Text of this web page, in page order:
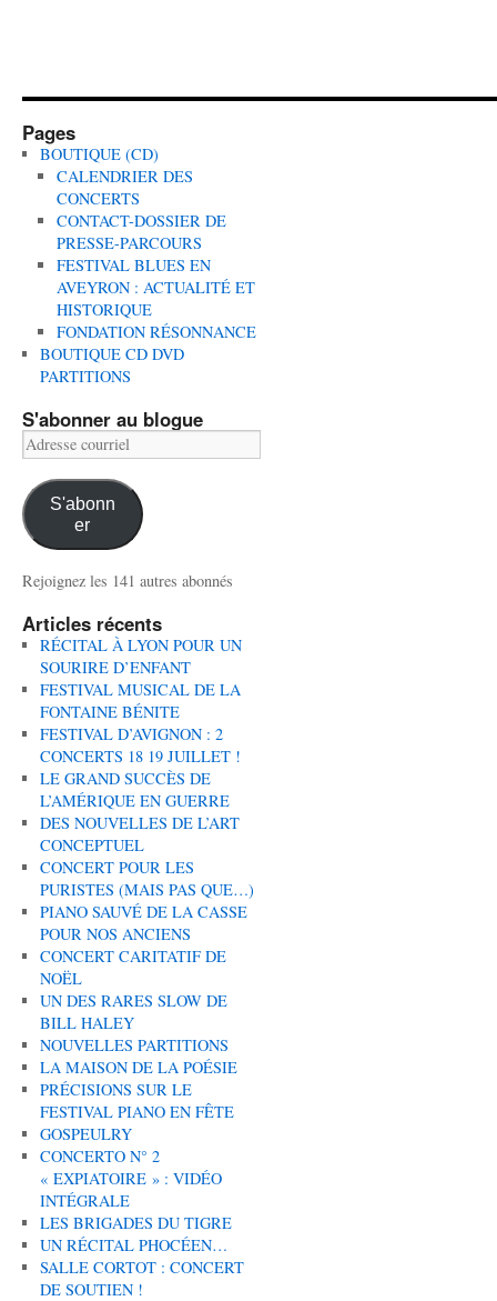
Pages
BOUTIQUE (CD)
CALENDRIER DES
CONCERTS
CONTACT-DOSSIER DE
PRESSE-PARCOURS
FESTIVAL BLUES EN
AVEYRON : ACTUALITÉ ET
HISTORIQUE
FONDATION RÉSONNANCE
BOUTIQUE CD DVD
PARTITIONS
S'abonner au blogue
Adresse
courriel
S'abonn
er
Rejoignez les 141 autres abonnés
Articles récents
RÉCITAL À LYON POUR UN
SOURIRE D’ENFANT
FESTIVAL MUSICAL DE LA
FONTAINE BÉNITE
FESTIVAL D’AVIGNON : 2
CONCERTS 18 19 JUILLET !
LE GRAND SUCCÈS DE
L’AMÉRIQUE EN GUERRE
DES NOUVELLES DE L’ART
CONCEPTUEL
CONCERT POUR LES
PURISTES (MAIS PAS QUE…)
PIANO SAUVÉ DE LA CASSE
POUR NOS ANCIENS
CONCERT CARITATIF DE
NOËL
UN DES RARES SLOW DE
BILL HALEY
NOUVELLES PARTITIONS
LA MAISON DE LA POÉSIE
PRÉCISIONS SUR LE
FESTIVAL PIANO EN FÊTE
GOSPEULRY
CONCERTO N° 2
« EXPIATOIRE » : VIDÉO
INTÉGRALE
LES BRIGADES DU TIGRE
UN RÉCITAL PHOCÉEN…
SALLE CORTOT : CONCERT
DE SOUTIEN !